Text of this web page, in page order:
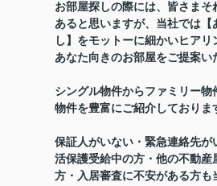
お部屋探しの際には、皆さま
あると思いますが、当社では【
し】をモットーに細かいヒア
あなた向きのお部屋をご提案い
シングル物件からファミリー
物件を豊富にご紹介しておりま
保証人がいない・緊急連絡先が
活保護受給中の方・他の不動産
方・入居審査に不安がある方も